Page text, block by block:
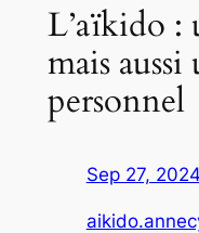
L’aïkido :
mais
personnel
Sep 27, 2024